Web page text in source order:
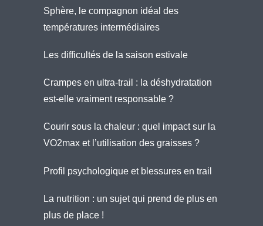
Sphère, le compagnon idéal des
températures intermédiaires
Les difficultés de la saison estivale
Crampes en ultra-trail : la déshydratation
est-elle vraiment responsable ?
Courir sous la chaleur : quel impact sur la
VO2max et l’utilisation des graisses ?
Profil psychologique et blessures en trail
La nutrition : un sujet qui prend de plus en
plus de place !